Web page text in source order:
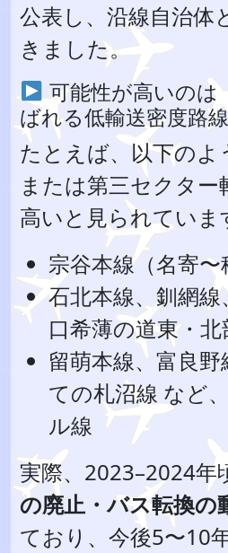
公表し、沿線自治体
きました。
可能性が高いのは
ばれる低輸送密度路線
たとえば、以下のよ
または第三セクター
高いと見られていま
宗谷本線（名寄〜
石北本線、釧網線
口希薄の道東・北
留萌本線、富良
ての札沼線 など
ル線
実際、2023–2024
の廃止・バス転換の
ており、今後5〜10